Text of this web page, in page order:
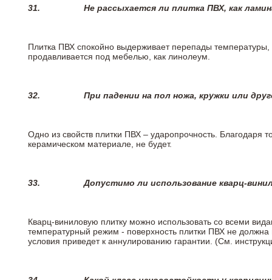
31. Не рассыхается ли плитка ПВХ, как
Плитка ПВХ спокойно выдерживает перепады температуры,
продавливается под мебелью, как линолеум.
32. При падении на пол ножа, кружки или
Одно из свойств плитки ПВХ – ударопрочность. Благодаря
керамическом материале, не будет.
33.Допустимо ли использование кварц-
Кварц-виниловую плитку можно использовать со всеми
температурный режим - поверхность плитки ПВХ не
условия приведет к аннулированию гарантии. (См.